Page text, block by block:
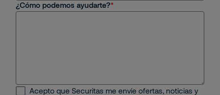
Centros Comerciales y Retail
Seguridad Mobile
¿Cómo podemos ayudarte?
Acepto que Securitas me envíe ofertas, noticias y